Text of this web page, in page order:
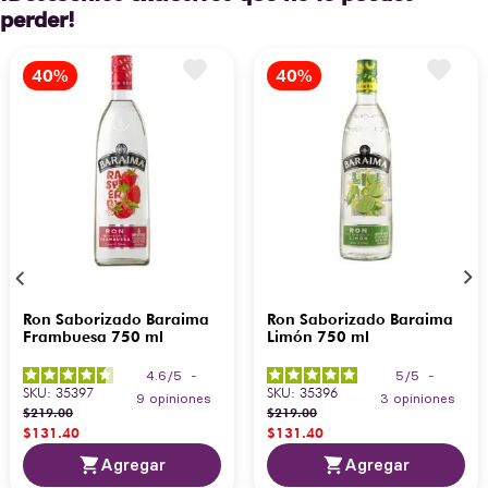
perder!
Ron Saborizado Baraima
Frambuesa 750 ml
4.6 /5
-
9 opiniones
SKU: 35397
$219.00
$131.40
Agregar
Ron Saborizado Baraima
Limón 750 ml
5 /5
-
3 opiniones
SKU: 35396
$219.00
$131.40
Agregar